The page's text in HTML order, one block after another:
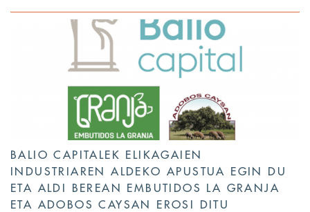
BALIO CAPITALEK ELIKAGAIEN
INDUSTRIAREN ALDEKO APUSTUA EGIN DU
ETA ALDI BEREAN EMBUTIDOS LA GRANJA
ETA ADOBOS CAYSAN EROSI DITU